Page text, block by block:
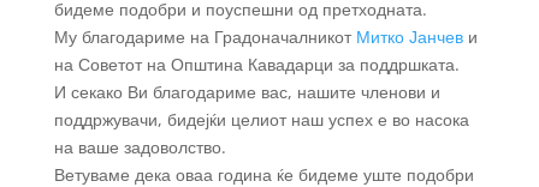
бидеме подобри и поуспешни од претходната.
Му благодариме на Градоначалникот Митко Јанчеви
на Советот на Општина Кавадарци за поддршката.
И секако Ви благодариме вас, нашите членови и
поддржувачи, бидејќи целиот наш успех е во насока
на ваше задоволство.
Ветуваме дека оваа година ќе бидеме уште подобри